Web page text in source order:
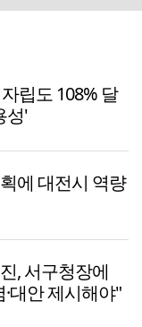
립도 108% 달
성'
에 대전시 역량
, 서구청장에
대안 제시해야"